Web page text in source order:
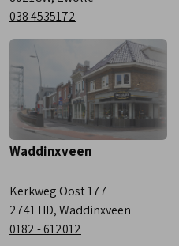
038 4535172
Waddinxveen
Kerkweg Oost 177
2741 HD, Waddinxveen
0182 - 612012